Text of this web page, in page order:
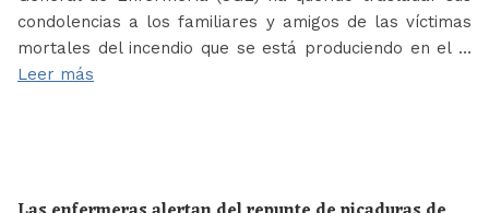
condolencias a los familiares y amigos de las víctimas
mortales del incendio que se está produciendo en el …
Leer más